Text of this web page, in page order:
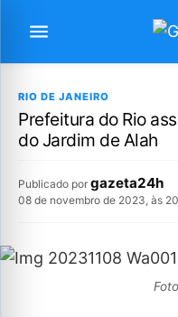
RIO DE JANEIRO
Prefeitura do Rio
do Jardim de Alah
Publicado por gazeta24h
08 de novembro de 2023, às